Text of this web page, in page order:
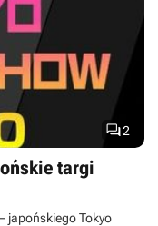
2
targi
japońskiego Tokyo